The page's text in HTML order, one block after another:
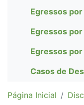
Egressos
Egressos
Egressos
Casos de
Página Inicial